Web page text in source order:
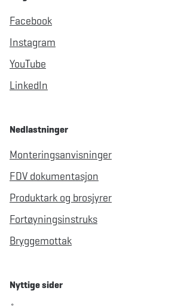
Facebook
Instagram
YouTube
LinkedIn
Nedlastninger
Monteringsanvisninger
FDV dokumentasjon
Produktark og brosjyrer
Fortøyningsinstruks
Bryggemottak
Nyttige sider